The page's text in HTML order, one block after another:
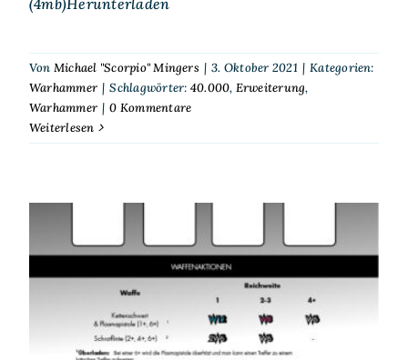
Von Michael "Scorpio" Mingers | 3. Oktober 2021 | Kategorien:
Warhammer | Schlagwörter: 40.000, Erweiterung,
Warhammer | 0 Kommentare
Weiterlesen
Blackstone Fortress – Gor
Halfhorn als Erforscher